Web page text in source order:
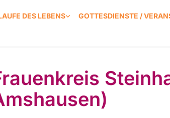
DES LEBENS GOTTESDIENSTE /